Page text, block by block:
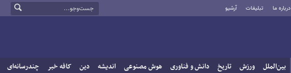
درباره ما تبلیغات آرشیو
بین‌الملل ورزش تاریخ دانش و فناوری هوش مصنوعی اندیشه دین کافه خبر چندرسانه‌ای